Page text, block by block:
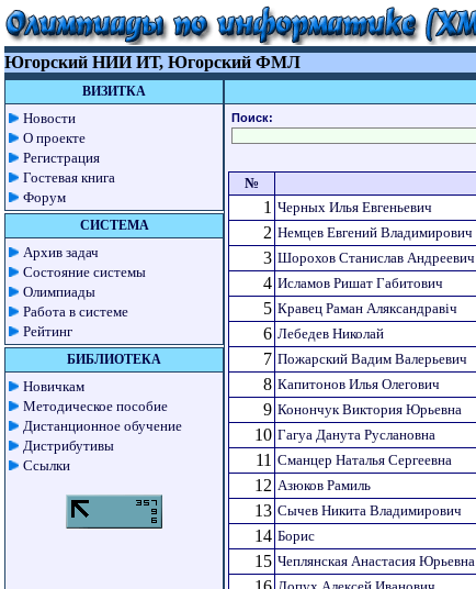
Югорский НИИ ИТ, Югорский ФМЛ
ВИЗИТКА
Новости
О проекте
Регистрация
Гостевая книга
Форум
СИСТЕМА
Архив задач
Состояние системы
Олимпиады
Работа в системе
Рейтинг
БИБЛИОТЕКА
Новичкам
Методическое пособие
Дистанционное обучение
Дистрибутивы
Ссылки
Поиск:
№
1 Черных Илья Евгеньевич
2 Немцев Евгений Владимирович
3 Шорохов Станислав Андреевич
4 Исламов Ришат Габитович
5 Кравец Раман Аляксандравіч
6 Лебедев Николай
7 Пожарский Вадим Валерьевич
8 Капитонов Илья Олегович
9 Конончук Виктория Юрьевна
10 Гагуа Данута Руслановна
11 Сманцер Наталья Сергеевна
12 Азюков Рамиль
13 Сычев Никита Владимирович
14 Борис
15 Чеплянская Анастасия Юрьевна